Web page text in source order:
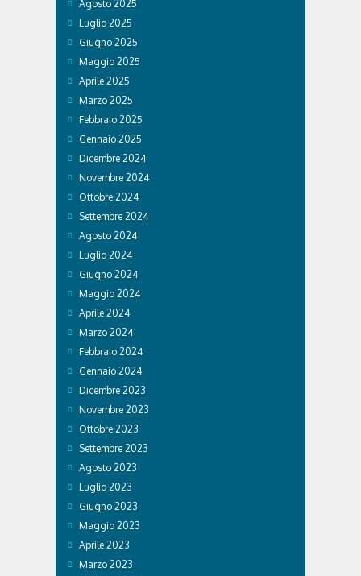
Agosto 2025
Luglio 2025
Giugno 2025
Maggio 2025
Aprile 2025
Marzo 2025
Febbraio 2025
Gennaio 2025
Dicembre 2024
Novembre 2024
Ottobre 2024
Settembre 2024
Agosto 2024
Luglio 2024
Giugno 2024
Maggio 2024
Aprile 2024
Marzo 2024
Febbraio 2024
Gennaio 2024
Dicembre 2023
Novembre 2023
Ottobre 2023
Settembre 2023
Agosto 2023
Luglio 2023
Giugno 2023
Maggio 2023
Aprile 2023
Marzo 2023